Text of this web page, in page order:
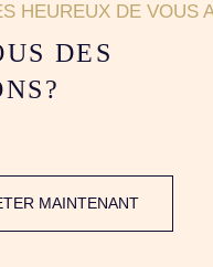
HEUREUX DE VOUS
DES
MAINTENANT